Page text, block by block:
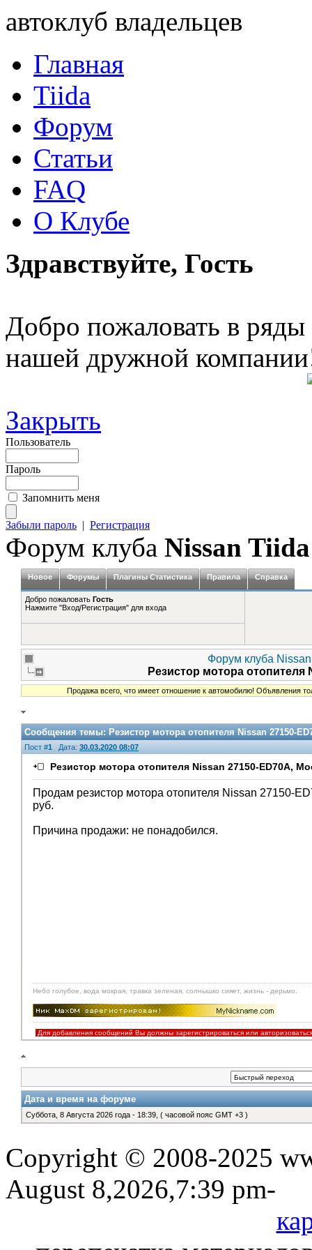
автоклуб владельцев
Главная
Tiida
Форум
Статьи
FAQ
О Клубе
Здравствуйте, Гость
Добро пожаловать в ряды
нашей дружной
Закрыть
Пользователь
Пароль
Запомнить меня
Забыли пароль | Регистрация
Форум клуба Nissan Tiida
Новое Форумы Плагины Статистика Правила Справка
Добро пожаловать Гость
Нажмите "Вход/Регистрация" для входа
Форум клуба
Резистор мотора отопителя
Продажа всего, что имеет отношение к автомобилю! Объявления
Сообщения темы:Резистор мотора отопителя Nissan 27150-
Пост #1 Дата: 30.03.2020 08:07
Резистор мотора отопителя Nissan 27150-ED70A,
Продам резистор мотора отопителя Nissan 27150-
руб.
Причина продажи: не понадобился.
Небо голубое, вода мокрая, травка зеленая, солнышко сияет, жизнь - дерьмо.
Для добавления сообщений Вы должны зарегистрироваться или
Дата и время на форуме
Суббота, 8 Августа 2026 года - 18:39, ( часовой пояс GMT +3 )
Copyright © 2008-2025
August 8,2026,7:39 pm-